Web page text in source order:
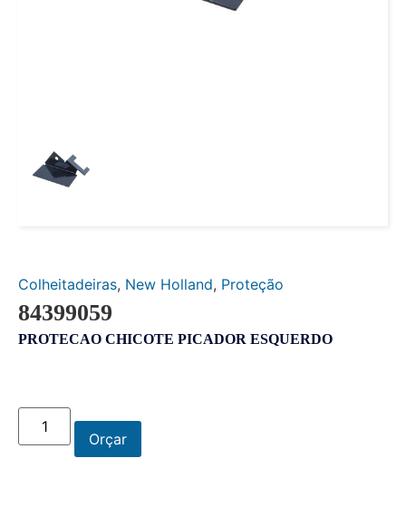
Colheitadeiras, New Holland, Proteção
84399059
PROTECAO CHICOTE PICADOR ESQUERDO
Orçar